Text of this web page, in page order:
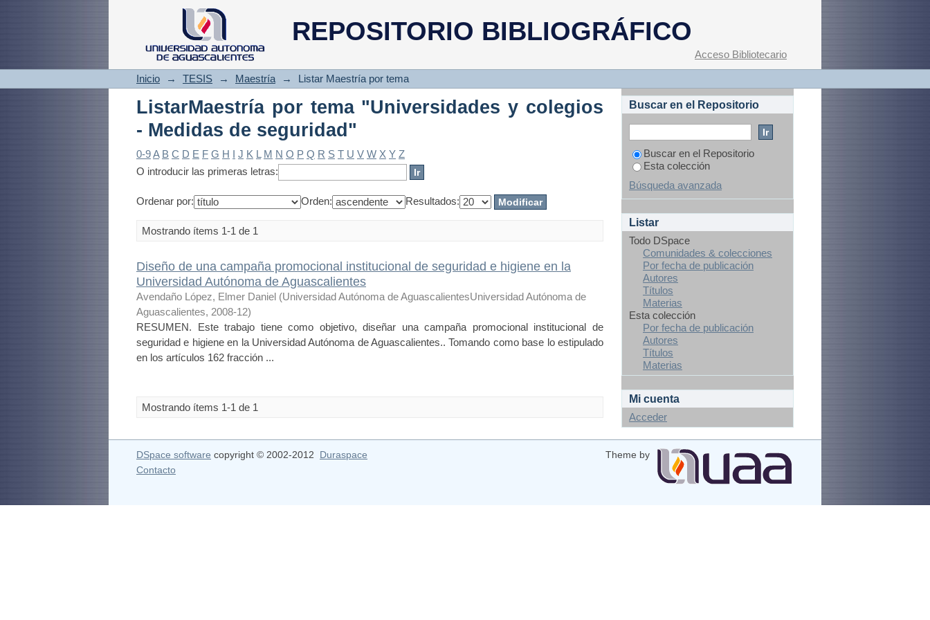
REPOSITORIO BIBLIOGRÁFICO
ListarMaestría por tema "Universidades y colegios - Medidas de
seguridad"
Acceso Bibliotecario
Inicio → TESIS → Maestría → Listar Maestría por tema
ListarMaestría por tema "Universidades y colegios
- Medidas de seguridad"
0-9A B C D E F G H I J K L M N O P Q R S T U V W X Y Z
O introducir las primeras letras:
Ordenar por: Orden: Resultados:
Mostrando ítems 1-1 de 1
Diseño de una campaña promocional institucional de seguridad e higiene en la
Universidad Autónoma de Aguascalientes
Avendaño López, Elmer Daniel (Universidad Autónoma de AguascalientesUniversidad Autónoma de
Aguascalientes, 2008-12)
RESUMEN. Este trabajo tiene como objetivo, diseñar una campaña promocional institucional de
seguridad e higiene en la Universidad Autónoma de Aguascalientes.. Tomando como base lo estipulado
en los artículos 162 fracción ...
Mostrando ítems 1-1 de 1
Buscar en el Repositorio
Buscar en el Repositorio
Esta colección
Búsqueda avanzada
Listar
Todo DSpace
Comunidades & colecciones
Por fecha de publicación
Autores
Títulos
Materias
Esta colección
Por fecha de publicación
Autores
Títulos
Materias
Mi cuenta
Acceder
DSpace software copyright © 2002-2012 Duraspace
Theme by
Contacto